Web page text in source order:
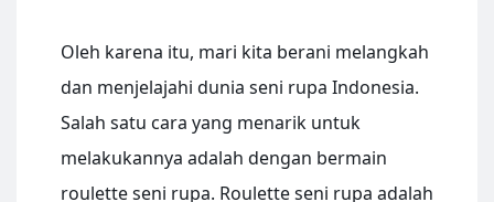
Oleh karena itu, mari kita berani melangkah
dan menjelajahi dunia seni rupa Indonesia.
Salah satu cara yang menarik untuk
melakukannya adalah dengan bermain
roulette seni rupa. Roulette seni rupa adalah